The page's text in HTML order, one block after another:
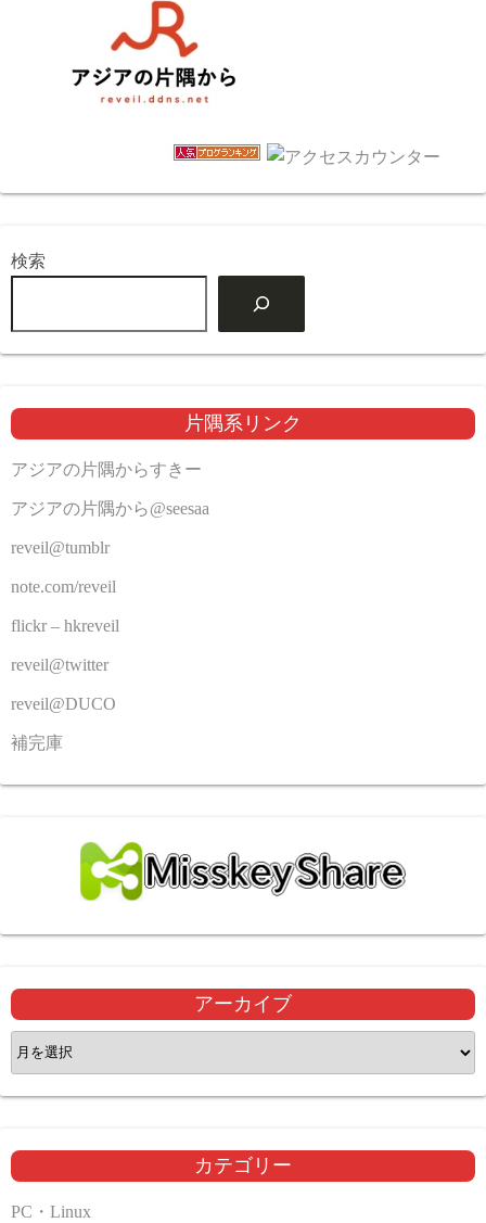
検索
片隅系リンク
アジアの片隅からすきー
アジアの片隅から@seesaa
reveil@tumblr
note.com/reveil
flickr – hkreveil
reveil@twitter
reveil@DUCO
補完庫
アーカイブ
ア
ー
カ
ブ
カテゴリー
PC・Linux